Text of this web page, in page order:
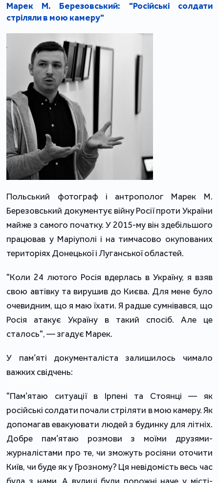
Марек М. Березовський: "Російські солдати
стріляли в мою камеру"
Польський фотограф і антрополог Марек М.
Березовський документує війну Росії проти України
майже з самого початку. У 2015-му він здебільшого
працював у Маріуполі і на тимчасово окупованих
територіях Донецької і Луганської областей.
"Коли 24 лютого Росія вдерлась в Україну, я взяв
свою автівку та вирушив до Києва. Для мене було
очевидним, що я маю їхати. Я радше сумнівався, що
Росія атакує Україну в такий спосіб. Але це
сталось", — згадує Марек.
У пам’яті документаліста залишилось чимало
важких свідчень:
"Пам’ятаю ситуації в Ірпені та Стоянці — як
російські солдати почали стріляти в мою камеру. Як
допомагав евакуювати людей з будинку для літніх.
Добре пам’ятаю розмови з моїми друзями-
журналістами про те, чи зможуть росіяни оточити
Київ, чи буде як у Грозному? Ця невідомість весь час